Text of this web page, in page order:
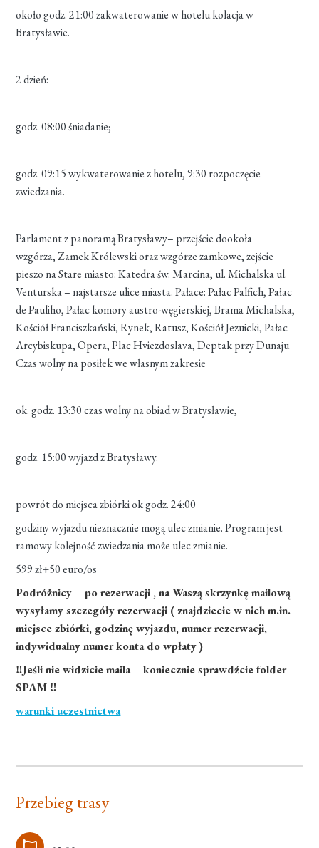
około godz. 21:00 zakwaterowanie w hotelu kolacja w
Bratysławie.
2 dzień:
godz. 08:00 śniadanie;
godz. 09:15 wykwaterowanie z hotelu, 9:30 rozpoczęcie
zwiedzania.
Parlament z panoramą Bratysławy– przejście dookoła
wzgórza, Zamek Królewski oraz wzgórze zamkowe, zejście
pieszo na Stare miasto: Katedra św. Marcina, ul. Michalska ul.
Venturska – najstarsze ulice miasta. Pałace: Pałac Palfich, Pałac
de Pauliho, Pałac komory austro-węgierskiej, Brama Michalska,
Kościół Franciszkański, Rynek, Ratusz, Kościół Jezuicki, Pałac
Arcybiskupa, Opera, Plac Hviezdoslava, Deptak przy Dunaju
Czas wolny na posiłek we własnym zakresie
ok. godz. 13:30 czas wolny na obiad w Bratysławie,
godz. 15:00 wyjazd z Bratysławy.
powrót do miejsca zbiórki ok godz. 24:00
godziny wyjazdu nieznacznie mogą ulec zmianie. Program jest
ramowy kolejność zwiedzania może ulec zmianie.
599 zł+50 euro/os
Podróżnicy – po rezerwacji , na Waszą skrzynkę mailową
wysyłamy szczegóły rezerwacji ( znajdziecie w nich m.in.
miejsce zbiórki, godzinę wyjazdu, numer rezerwacji,
indywidualny numer konta do wpłaty )
‼Jeśli nie widzicie maila – koniecznie sprawdźcie folder
SPAM ‼
warunki uczestnictwa
Przebieg trasy